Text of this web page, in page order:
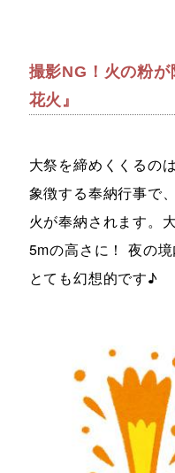
撮影NG！火の粉
花火』
大祭を締めくくるのは
象徴する奉納行事で
火が奉納されます。
5mの高さに！ 夜の
とても幻想的です♪